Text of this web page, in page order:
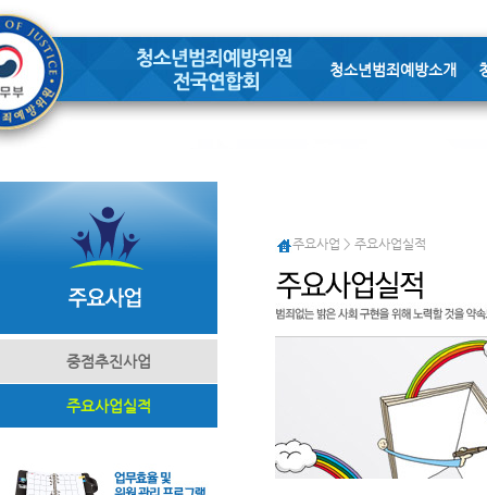
청소년범죄예방소개
중점추진사업
주요사업실적
주요사업 > 주요사업실적